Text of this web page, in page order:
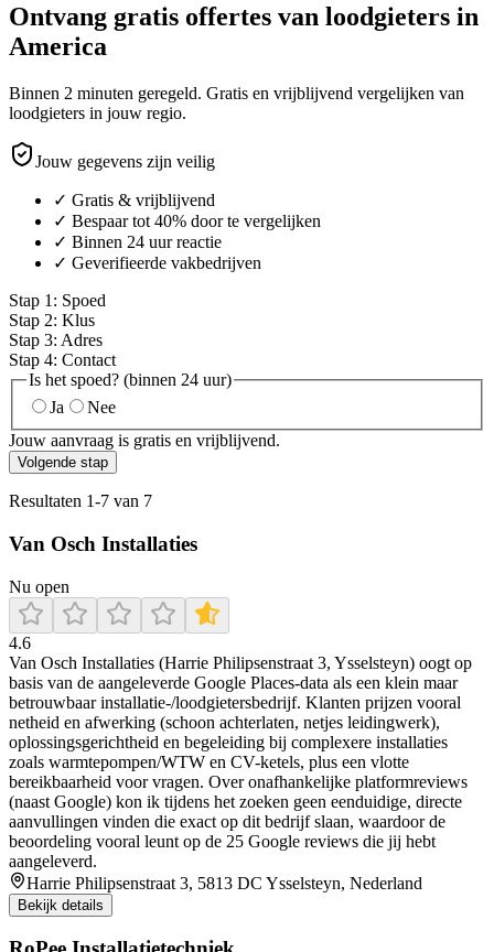
Ontvang gratis offertes van loodgieters in
America
Binnen 2 minuten geregeld. Gratis en vrijblijvend vergelijken van
loodgieters in jouw regio.
Jouw gegevens zijn veilig
✓ Gratis & vrijblijvend
✓ Bespaar tot 40% door te vergelijken
✓ Binnen 24 uur reactie
✓ Geverifieerde vakbedrijven
Stap 1 : Spoed
Stap 2: Klus
Stap 3: Adres
Stap 4: Contact
Is het spoed? (binnen 24 uur)
Ja
Nee
Jouw aanvraag is gratis en vrijblijvend.
Volgende stap
Resultaten 1-7 van 7
Van Osch Installaties
Nu open
4.6
Van Osch Installaties (Harrie Philipsenstraat 3, Ysselsteyn) oogt op
basis van de aangeleverde Google Places-data als een klein maar
betrouwbaar installatie-/loodgietersbedrijf. Klanten prijzen vooral
netheid en afwerking (schoon achterlaten, netjes leidingwerk),
oplossingsgerichtheid en begeleiding bij complexere installaties
zoals warmtepompen/WTW en CV-ketels, plus een vlotte
bereikbaarheid voor vragen. Over onafhankelijke platformreviews
(naast Google) kon ik tijdens het zoeken geen eenduidige, directe
aanvullingen vinden die exact op dit bedrijf slaan, waardoor de
beoordeling vooral leunt op de 25 Google reviews die jij hebt
aangeleverd.
Harrie Philipsenstraat 3, 5813 DC Ysselsteyn, Nederland
Bekijk details